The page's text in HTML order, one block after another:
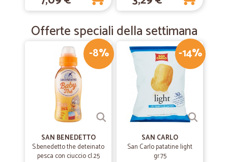
Offerte speciali della settimana
-8%
SAN BENEDETTO
S.benedetto the deteinato
pesca con ciuccio cl.25
-14%
SAN CARLO
San Carlo patatine light
gr.75